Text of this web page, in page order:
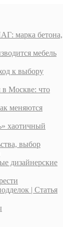
марка бетона,
мебель
к выбору
в Москве: что
меняются
хаотичный
выбор
дизайнерские
| Статья